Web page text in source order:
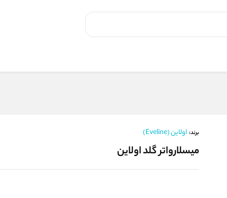
برند: اولاین (Eveline)
میسلارواتر گلد اولاین